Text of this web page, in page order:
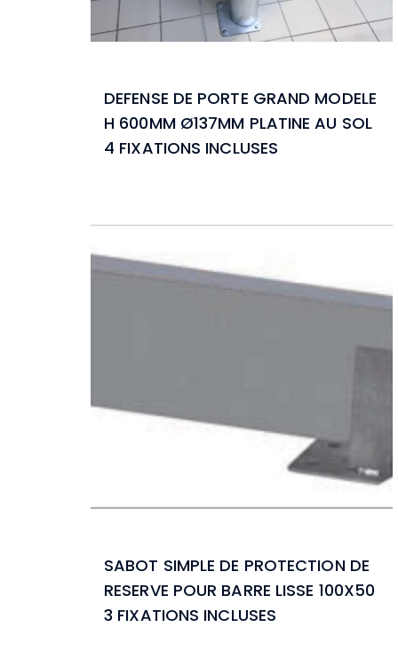
DEFENSE DE PORTE GRAND MODELE
H 600MM Ø137MM PLATINE AU SOL
4 FIXATIONS INCLUSES
SABOT SIMPLE DE PROTECTION DE
RESERVE POUR BARRE LISSE 100X50
3 FIXATIONS INCLUSES